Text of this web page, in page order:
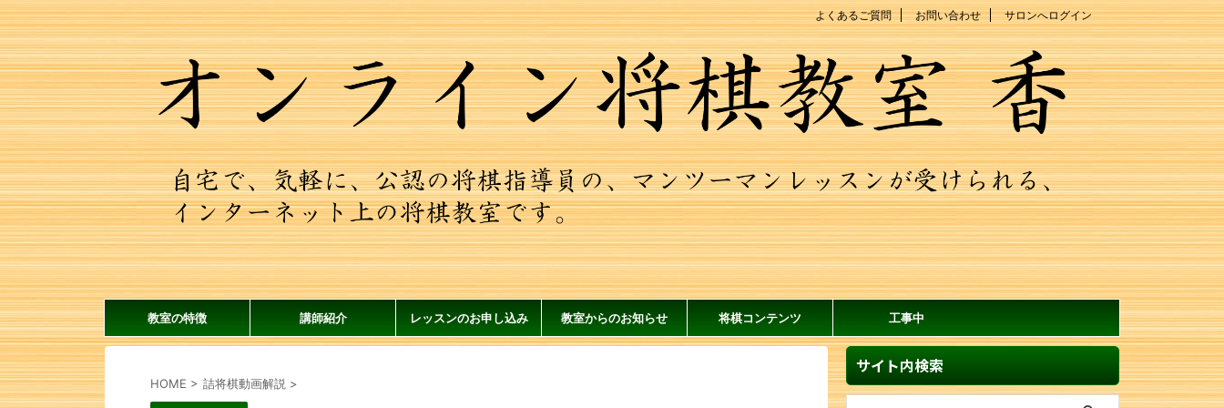
よくあるご質問 お問い合わせ サロンへログイン
教室の特徴 講師紹介 レッスンのお申し込み 教室からのお知らせ 将棋コンテンツ 工事中
HOME > 詰将棋動画解説 >
サイト内検索